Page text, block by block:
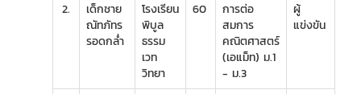
2.
เด็กชาย
ณัทภัทร
รอดกล่ำ
โรงเรียน
พิบูล
ธรรม
เวท
วิทยา
60
การต่อ
สมการ
คณิตศาสตร์
(เอแม็ท) ม.1
- ม.3
ผู้
แข่งขัน